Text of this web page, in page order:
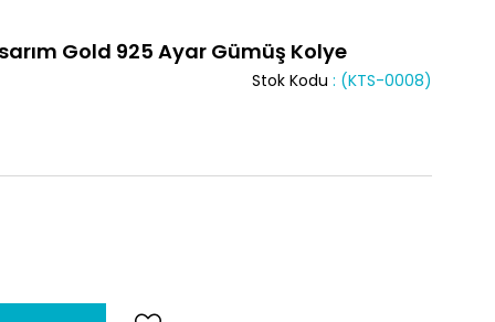
Gold 925 Ayar Gümüş Kolye
(KTS-0008)
Stok Kodu